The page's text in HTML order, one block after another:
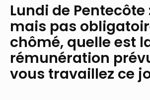
Lundi de Pentecôte
mais pas
chômé, quelle est
rémunération
vous travaillez ce